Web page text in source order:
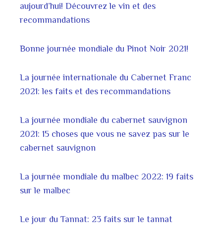
aujourd’hui! Découvrez le vin et des
recommandations
Bonne journée mondiale du Pinot Noir 2021!
La journée internationale du Cabernet Franc
2021: les faits et des recommandations
La journée mondiale du cabernet sauvignon
2021: 15 choses que vous ne savez pas sur le
cabernet sauvignon
La journée mondiale du malbec 2022: 19 faits
sur le malbec
Le jour du Tannat: 23 faits sur le tannat